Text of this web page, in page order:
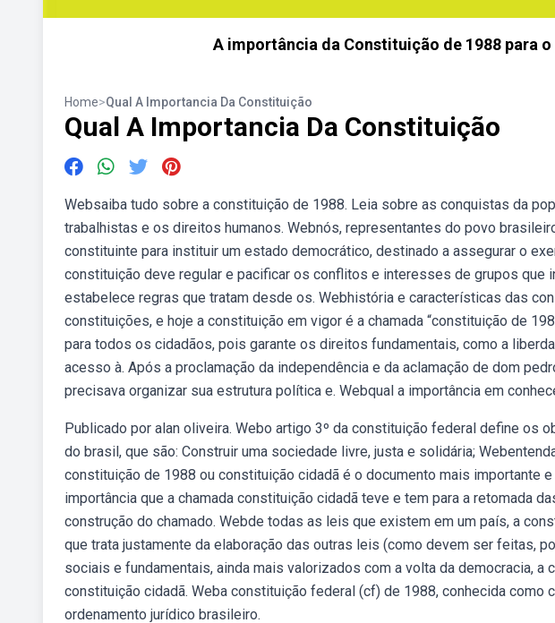
A importância da Constituição de 1988 para
Home>Qual A Importancia Da Constituição
Qual A Importancia Da Constituição
Websaiba tudo sobre a constituição de 1988. Leia sobre as conquistas da
trabalhistas e os direitos humanos. Webnós, representantes do povo
constituinte para instituir um estado democrático, destinado a assegurar o
constituição deve regular e pacificar os conflitos e interesses de grupos que
estabelece regras que tratam desde os. Webhistória e características das
constituições, e hoje a constituição em vigor é a chamada “constituição de
para todos os cidadãos, pois garante os direitos fundamentais, como a
acesso à. Após a proclamação da independência e da aclamação de dom
precisava organizar sua estrutura política e. Webqual a importância em
Publicado por alan oliveira. Webo artigo 3º da constituição federal define os
do brasil, que são: Construir uma sociedade livre, justa e solidária;
constituição de 1988 ou constituição cidadã é o documento mais importante
importância que a chamada constituição cidadã teve e tem para a retomada
construção do chamado. Webde todas as leis que existem em um país, a
que trata justamente da elaboração das outras leis (como devem ser feitas,
sociais e fundamentais, ainda mais valorizados com a volta da democracia, a
constituição cidadã. Weba constituição federal (cf) de 1988, conhecida como
ordenamento jurídico brasileiro.